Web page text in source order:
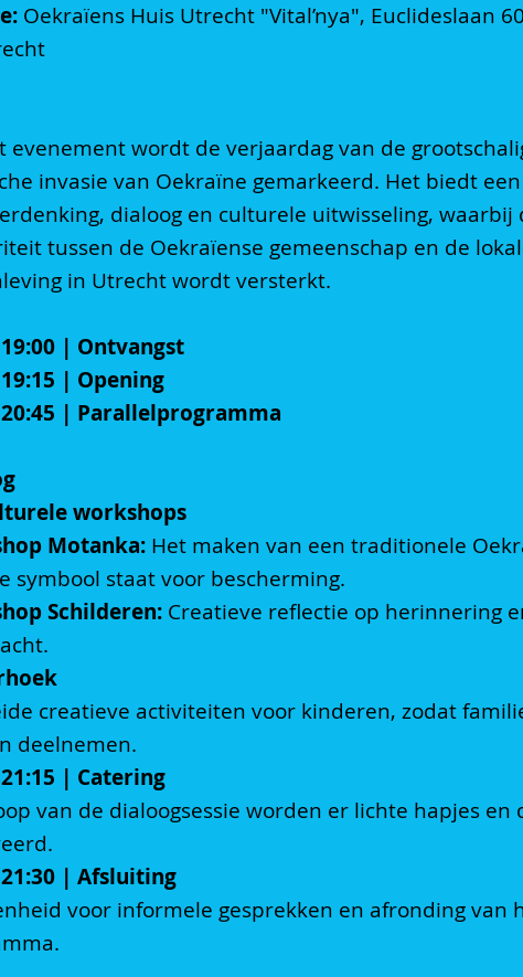
Oekraïens Huis Utrecht "Vital’nya", Euclideslaan
evenement wordt de verjaardag van de
invasie van Oekraïne gemarkeerd. Het biedt
dialoog en culturele uitwisseling, waarbij
tussen de Oekraïense gemeenschap en de
in Utrecht wordt versterkt.
| Ontvangst
| Opening
| Parallelprogramma
workshops
Motanka: Het maken van een traditionele
symbool staat voor bescherming.
Schilderen: Creatieve reflectie op herinnering
creatieve activiteiten voor kinderen, zodat
deelnemen.
| Catering
van de dialoogsessie worden er lichte hapjes en
| Afsluiting
voor informele gesprekken en afronding van